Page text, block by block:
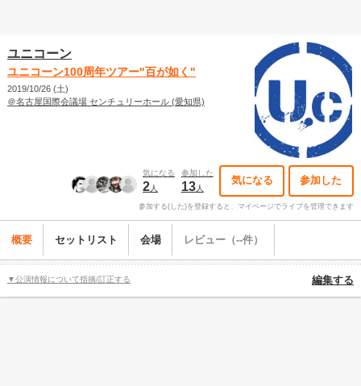
ユニコーン
ユニコーン100周年ツアー"百が如く"
2019/10/26 (土)
＠名古屋国際会議場 センチュリーホール (愛知県)
気になる
2人
参加した
13人
気になる 参加した
参加する(した)を登録すると、マイページでライブを管理できます
概要 セットリスト 会場 レビュー（--件）
▼公演情報について指摘/訂正する 編集する